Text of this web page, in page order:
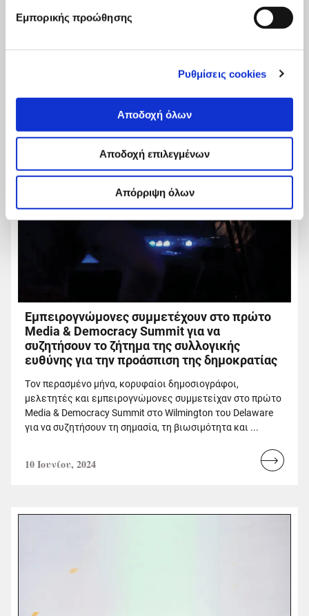
Εμπορικής προώθησης
Ρυθμίσεις cookies
Αποδοχή όλων
Αποδοχή επιλεγμένων
Απόρριψη όλων
Εμπειρογνώμονες συμμετέχουν στο πρώτο
Media & Democracy Summit για να
συζητήσουν το ζήτημα της συλλογικής
ευθύνης για την προάσπιση της δημοκρατίας
Tον περασμένο μήνα, κορυφαίοι δημοσιογράφοι,
μελετητές και εμπειρογνώμονες συμμετείχαν στο πρώτο
Media & Democracy Summit στο Wilmington του Delaware
για να συζητήσουν τη σημασία, τη βιωσιμότητα και ...
10 Ιουνίου, 2024
Read